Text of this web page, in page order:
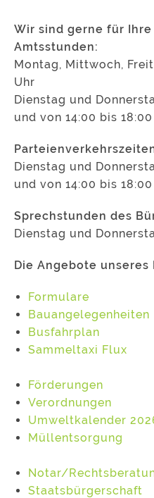
Wir sind gerne für
Amtsstunden:
Montag, Mittwoch,
Uhr
Dienstag und
und von 14:00 bis
Dienstag und
und von 14:00 bis
Sprechstunden des
Dienstag und
Die Angebote unseres
Formulare
Bauangelegenheiten
Busfahrplan
Sammeltaxi Flux
Förderungen
Verordnungen
Umweltkalender
Müllentsorgung
Notar/
Staatsbürgerschaft